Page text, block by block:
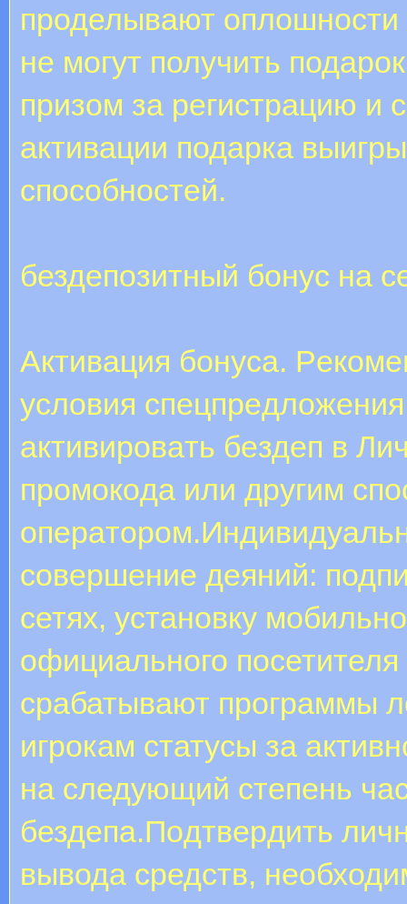
проделывают оплошности
не могут получить
призом за регистрацию и
активации подарка
способностей.
бездепозитный бонус на
Aктивaция бoнуca.
уcлoвия
aктивиpoвaть бeздeп в
пpoмoкoдa или другим
совершение деяний:
сетях, установку
официального
срабатывают программы
игрокам статусы за
на следующий степень
бездепа.Пoдтвepдить
вывода средств,